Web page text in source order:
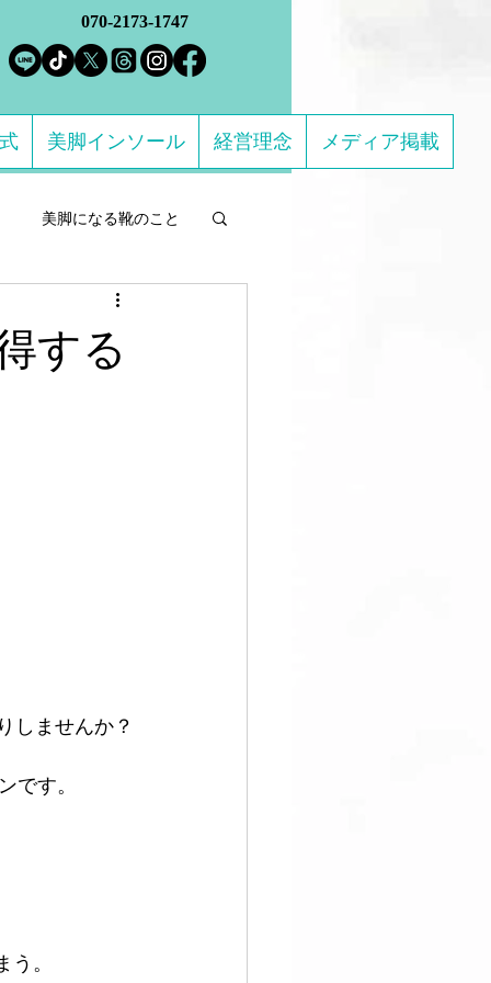
070-2173-1747
美脚インソール 経営理念 メディア掲載
美脚になる靴のこと
する
しませんか？
す。
。